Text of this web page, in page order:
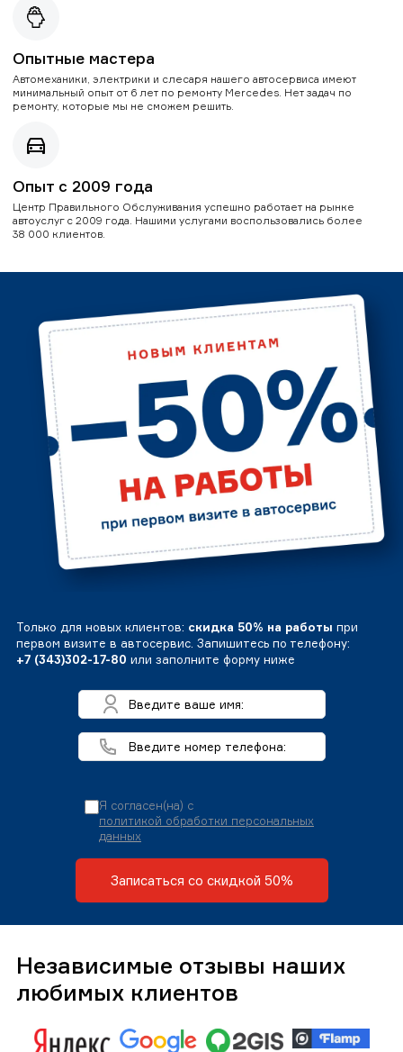
Опытные мастера
Автомеханики, электрики и слесаря нашего автосервиса имеют
минимальный опыт от 6 лет по ремонту Mercedes. Нет задач по
ремонту, которые мы не сможем решить.
Опыт с 2009 года
Центр Правильного Обслуживания успешно работает на рынке
автоуслуг с 2009 года. Нашими услугами воспользовались более
38 000 клиентов.
Только для новых клиентов: скидка 50% на работы при
первом визите в автосервис. Запишитесь по телефону:
+7 (343)302-17-80 или заполните форму ниже
Я согласен(на) с
политикой обработки персональных
данных
Записаться со скидкой 50%
Независимые отзывы наших
любимых клиентов